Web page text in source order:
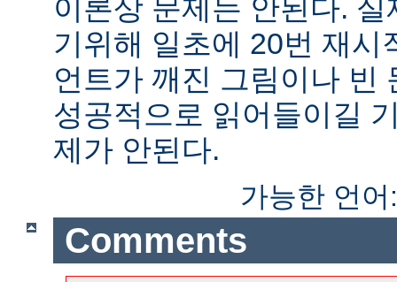
이론상 문제는 안된다.
기위해 일초에 20번 재시
언트가 깨진 그림이나 빈
성공적으로 읽어들이길
제가 안된다.
가능한 언
Comments